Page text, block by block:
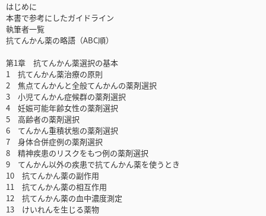
はじめに
本書で参考にしたガイドライン
執筆者一覧
抗てんかん薬の略語（ABC順）
第1章 抗てんかん薬選択の基本
1 抗てんかん薬治療の原則
2 焦点てんかんと全般てんかんの薬剤選択
3 小児てんかん症候群の薬剤選択
4 妊娠可能年齢女性の薬剤選択
5 高齢者の薬剤選択
6 てんかん重積状態の薬剤選択
7 身体合併症例の薬剤選択
8 精神疾患のリスクをもつ例の薬剤選択
9 てんかん以外の疾患で抗てんかん薬を使うとき
10 抗てんかん薬の副作用
11 抗てんかん薬の相互作用
12 抗てんかん薬の血中濃度測定
13 けいれんを生じる薬物